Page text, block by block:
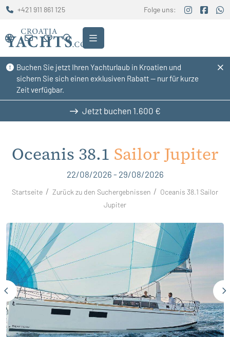
Buchen Sie jetzt Ihren Yachturlaub in Kroatien und
sichern Sie sich einen exklusiven Rabatt — nur für kurze
Zeit verfügbar.
+421 911 861 125 Folge uns:
Jetzt buchen 1.600 €
Oceanis 38.1 Sailor Jupiter
22/08/2026 - 29/08/2026
Startseite Zurück zu den Suchergebnissen
Oceanis 38.1 Sailor
Jupiter